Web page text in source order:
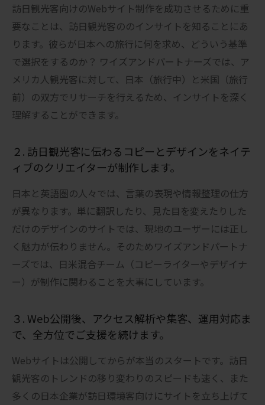
訪日観光客向けのWebサイト制作を成功させるために重
要なことは、訪日観光客ののインサイトを知ることにあ
ります。彼らが日本への旅行に何を求め、どういう基準
で選択をするのか？ ワイズアンドパートナーズでは、ア
メリカ人観光客に対して、日本（旅行中）と米国（旅行
前）の双方でリサーチを行えるため、インサイトを深く
理解することができます。
２. 訪日観光客に伝わるコピーとデザインをネイテ
ィブのクリエイターが制作します。
日本と英語圏の人々では、言葉の表現や情報整理の仕方
が異なります。単に翻訳したり、見た目を変えたりした
だけのデザインのサイトでは、現地のユーザーには正し
く魅力が伝わりません。そのためワイズアンドパートナ
ーズでは、日米混合チーム（コピーライターやデザイナ
ー）が制作に関わることを大事にしています。
３. Web公開後、アクセス解析や集客、運用対応ま
で、全方位でご支援を続けます。
Webサイトは公開してからが本当のスタートです。訪日
観光客のトレンドの移り変わりのスピードも速く、また
多くの日本企業が訪日環境客向けにサイトを立ち上げて